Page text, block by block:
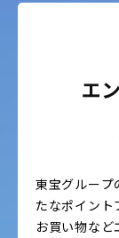
エ
東宝グループ
たなポイン
お買い物な